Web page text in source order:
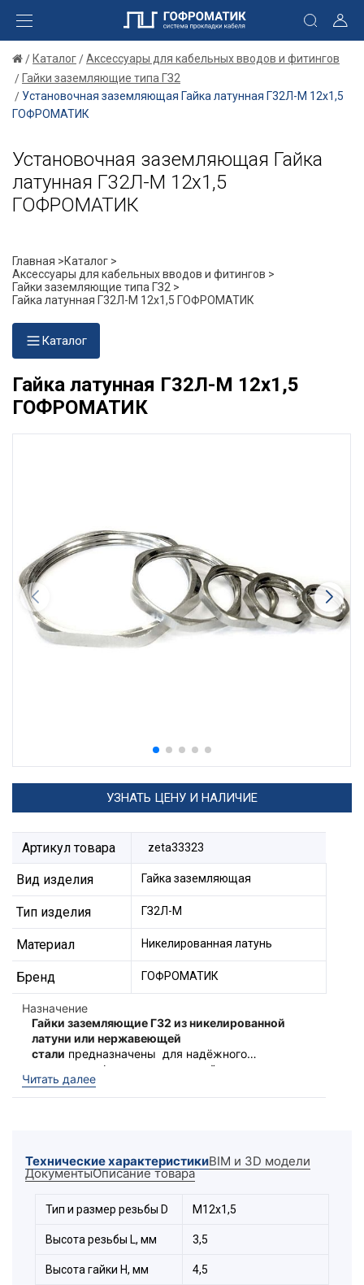
Каталог
Аксессуары для кабельных вводов и фитингов
Гайки заземляющие типа ГЗ2
Установочная заземляющая Гайка латунная Г32Л-М 12х1,5
ГОФРОМАТИК
Установочная заземляющая Гайка
латунная Г32Л-М 12х1,5
ГОФРОМАТИК
Главная >Каталог >
Аксессуары для кабельных вводов и фитингов >
Гайки заземляющие типа ГЗ2 >
Гайка латунная Г32Л-М 12х1,5 ГОФРОМАТИК
Каталог
Гайка латунная Г32Л-М 12х1,5
ГОФРОМАТИК
УЗНАТЬ ЦЕНУ И НАЛИЧИЕ
Артикул товара zeta33323
Вид изделия Гайка заземляющая
Тип изделия ГЗ2Л-М
Материал Никелированная латунь
Бренд ГОФРОМАТИК
Назначение
Гайки заземляющие ГЗ2 из никелированной
латуни или нержавеющей
стали предназначены для надёжного
соединения фитингов или устройств вводимых
в электротехнические оболочки (ящики, щиты
управления, коробки). Гайки ГЗ2, за счёт
эстетичный внешний вид и стандартный
размер под ключ. Изготавливаются с
выбор заказчика.
Рекомендованы к использованию с
Читать далее
Технические характеристикиBIM и 3D модели
ДокументыОписание товара
Тип и размер резьбы D М12х1,5
Высота резьбы L, мм 3,5
Высота гайки H, мм 4,5